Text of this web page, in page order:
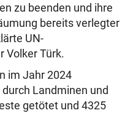
zu beenden und ihre
bereits verlegter
UN-
Volker Türk.
im Jahr 2024
Landminen und
getötet und 4325